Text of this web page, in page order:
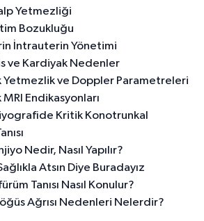
Yetmezliği
Bozukluğu
İntrauterin Yönetimi
ve Kardiyak Nedenler
Yetmezlik ve Doppler Parametreleri
Endikasyonları
Kritik Konotrunkal
Nedir, Nasıl Yapılır?
Atsın Diye Buradayız
Tanısı Nasıl Konulur?
Ağrısı Nedenleri Nelerdir?